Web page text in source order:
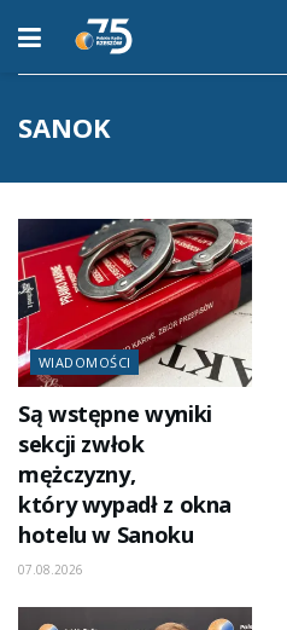
SANOK
WIADOMOŚCI
Są wstępne wyniki
sekcji zwłok
mężczyzny,
który wypadł z okna
hotelu w Sanoku
07.08.2026